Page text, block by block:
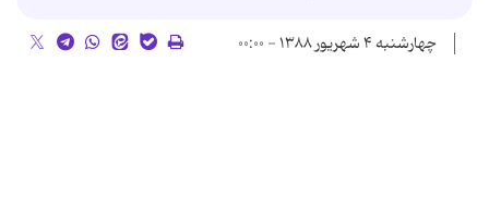
چهارشنبه ۴ شهریور ۱۳۸۸ - ۰۰:۰۰